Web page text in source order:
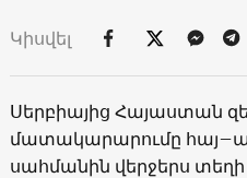
Կիսվել
Սերբիայից Հայաստան
մատակարարումը
սահմանին վերջերս